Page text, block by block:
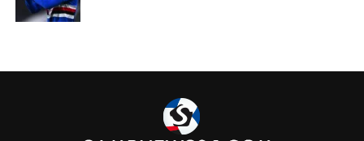
Dybala non ha mai nascosto il
Lo stesso vale per la città, che continua ad